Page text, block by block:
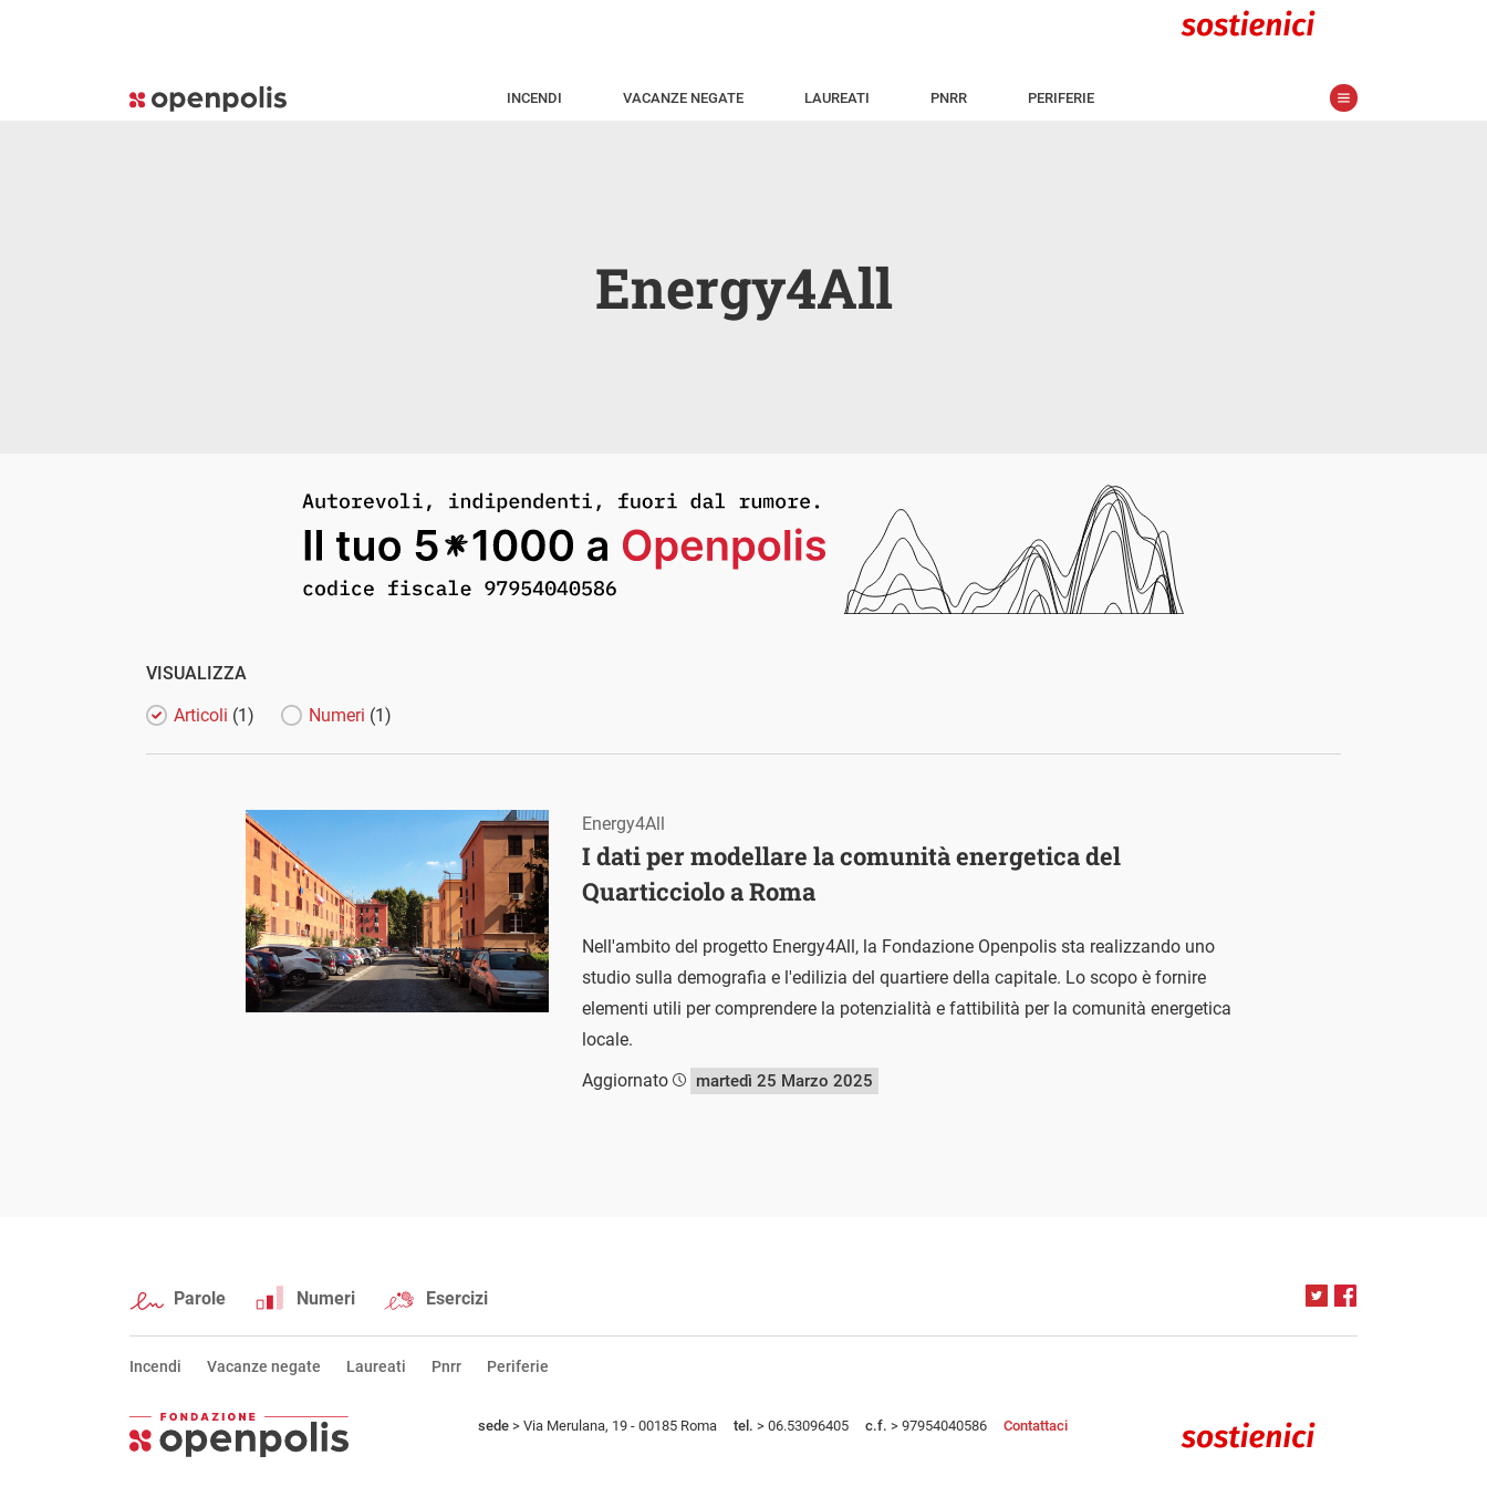
INCENDI VACANZE NEGATE LAUREATI PNRR PERIFERIE
Energy4All
VISUALIZZA
Articoli (1) Numeri (1)
I dati per modellare la comunità energetica del
Quarticciolo a Roma
Energy4All
Nell'ambito del progetto Energy4All, la Fondazione Openpolis sta realizzando uno
studio sulla demografia e l'edilizia del quartiere della capitale. Lo scopo è fornire
elementi utili per comprendere la potenzialità e fattibilità per la comunità energetica
locale.
Aggiornato
martedì 25 Marzo 2025
Parole Numeri Esercizi
Incendi Vacanze negate Laureati Pnrr Periferie
sede > Via Merulana, 19 - 00185 Roma tel. > 06.53096405 c.f. > 97954040586 Contattaci